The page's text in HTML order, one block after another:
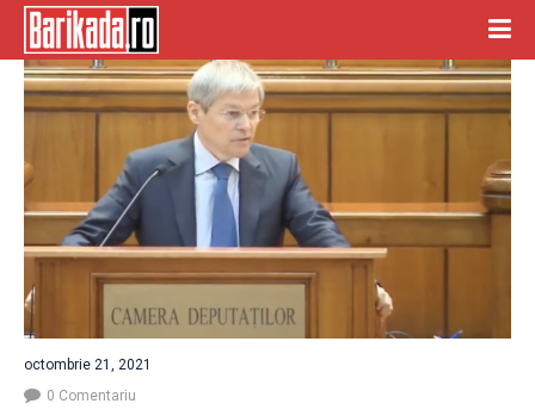
octombrie 21, 2021
0 Comentariu